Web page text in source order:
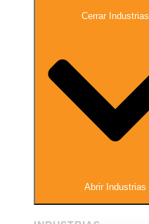
Cerrar Industrias
Abrir Industrias